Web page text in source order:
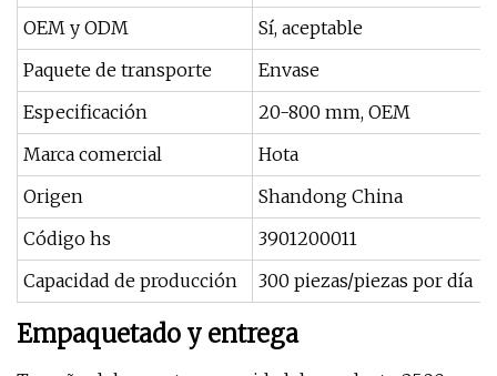
OEM y ODM
Sí, aceptable
Paquete de transporte
Envase
Especificación
20-800 mm, OEM
Marca comercial
Hota
Origen
Shandong China
Código hs
3901200011
Capacidad de producción
300 piezas/piezas por día
Empaquetado y entrega